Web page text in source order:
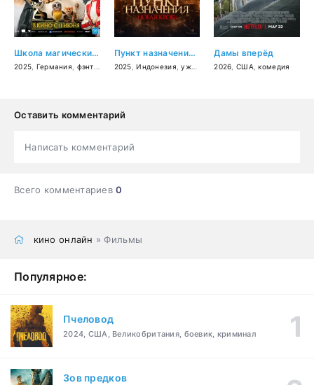
Школа магических зверей. Хранители чуда
2025 Германия фэнтези приключения,семейный
Пункт назначения. Новая кровь
2025 ,Индонезия ,ужасы
Дамы вперёд
2026 США ,комедия
Оставить комментарий
Написать комментарий
Всего комментариев0
кино онлайн » Фильмы
Популярное:
Пчеловод
2024, США, Великобритания, боевик, криминал
Зов предков